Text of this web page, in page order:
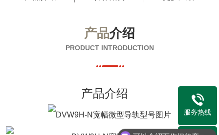
产品介绍
PRODUCT INTRODUCTION
产品介绍
服务热线
可以介绍下你们的产品么？